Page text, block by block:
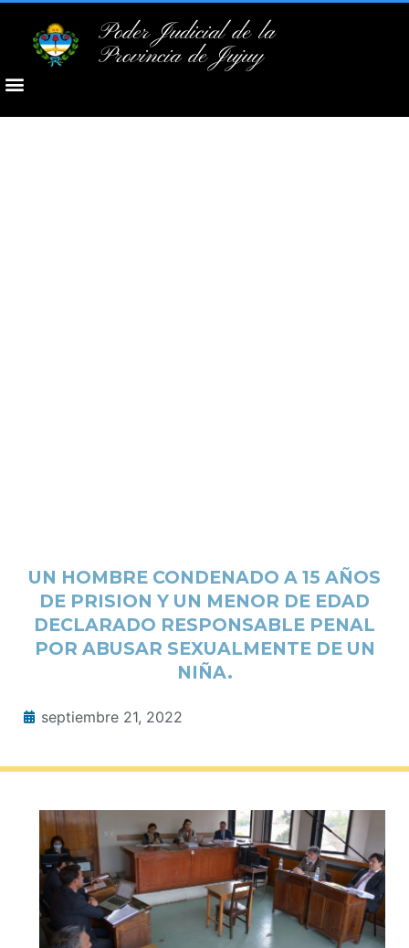
Poder Judicial de la
Provincia de Jujuy
UN HOMBRE CONDENADO A 15 AÑOS
DE PRISION Y UN MENOR DE EDAD
DECLARADO RESPONSABLE PENAL
POR ABUSAR SEXUALMENTE DE UN
NIÑA.
septiembre 21, 2022